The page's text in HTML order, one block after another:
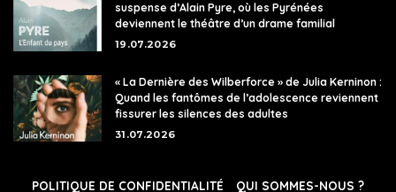
suspense d’Alain Pyre, où les Pyrénées
deviennent le théâtre d’un drame familial
19.07.2026
« La Dernière des Wilberforce » de Julia Kerninon :
Quand les fantômes de l’adolescence reviennent
fissurer les silences des adultes
31.07.2026
POLITIQUE DE CONFIDENTIALITÉ QUI SOMMES-NOUS ?